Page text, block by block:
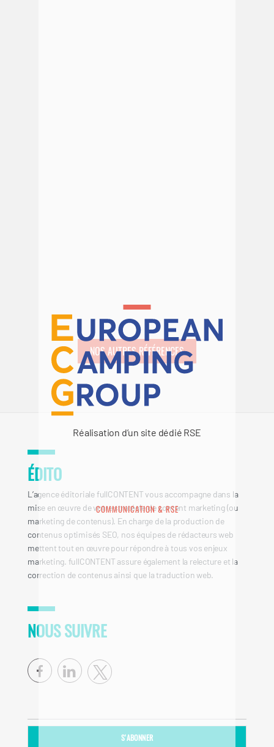
Réalisation d’un site dédié RSE
COMMUNICATION & RSE
NOS AUTRES RÉFÉRENCES
ÉDITO
L’agence éditoriale fullCONTENT vous accompagne dans la
mise en œuvre de votre stratégie de content marketing (ou
marketing de contenus). En charge de la production de
contenus optimisés SEO, nos équipes de rédacteurs web
mettent tout en œuvre pour répondre à tous vos enjeux
marketing. fullCONTENT assure également la relecture et la
correction de contenus ainsi que la traduction web.
NOUS SUIVRE
facebooklinkedin